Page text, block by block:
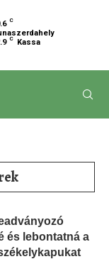
C
C Kassa
és lebontatná a